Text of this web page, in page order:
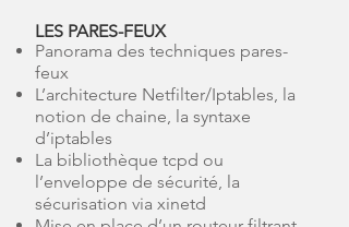
LES PARES-FEUX
Panorama des techniques pares-
feux
L’architecture Netfilter/Iptables, la
notion de chaine, la syntaxe
d’iptables
La bibliothèque tcpd ou
l’enveloppe de sécurité, la
sécurisation via xinetd